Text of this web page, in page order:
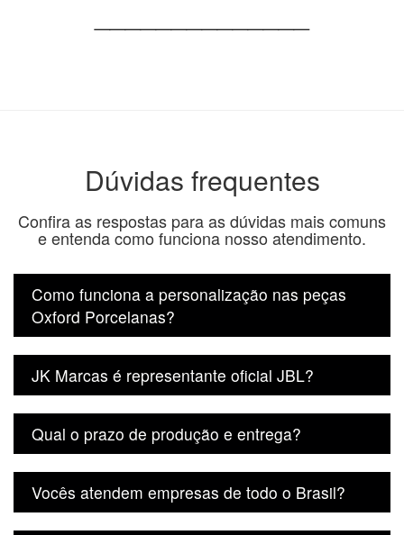
Dúvidas frequentes
Confira as respostas para as dúvidas mais comuns
e entenda como funciona nosso atendimento.
Como funciona a personalização nas peças
Oxford Porcelanas?
JK Marcas é representante oficial JBL?
Qual o prazo de produção e entrega?
Vocês atendem empresas de todo o Brasil?